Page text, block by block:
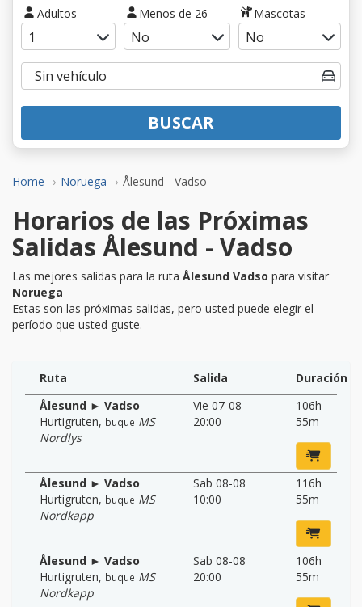
Home Noruega Ålesund - Vadso
Adultos Menos de 26 Mascotas
BUSCAR
Horarios de las Próximas
Salidas Ålesund - Vadso
Las mejores salidas para la ruta Ålesund Vadso para visitar
Noruega
Estas son las próximas salidas, pero usted puede elegir el
período que usted guste.
Ruta Salida
Duración
Ålesund ► Vadso
Hurtigruten, buque MS
Nordlys
Vie 07-08
20:00
106h
55m
Ålesund ► Vadso
Hurtigruten, buque MS
Nordkapp
Sab 08-08
10:00
116h
55m
Ålesund ► Vadso
Hurtigruten, buque MS
Nordkapp
Sab 08-08
20:00
106h
55m